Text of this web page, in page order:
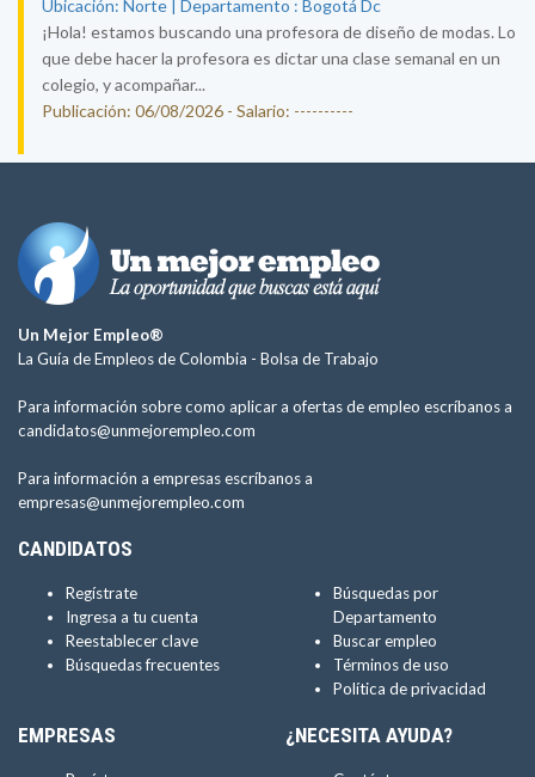
Ubicación: Norte | Departamento : Bogotá Dc
¡Hola! estamos buscando una profesora de diseño de modas. Lo
que debe hacer la profesora es dictar una clase semanal en un
colegio, y acompañar...
Publicación: 06/08/2026 - Salario: ----------
Un Mejor Empleo®
La Guía de Empleos de Colombia - Bolsa de Trabajo
Para información sobre como aplicar a ofertas de empleo escríbanos a
candidatos@unmejorempleo.com
Para información a empresas escríbanos a
empresas@unmejorempleo.com
CANDIDATOS
Regístrate
Ingresa a tu cuenta
Reestablecer clave
Búsquedas frecuentes
Búsquedas por
Departamento
Buscar empleo
Términos de uso
Política de privacidad
EMPRESAS ¿NECESITA AYUDA?